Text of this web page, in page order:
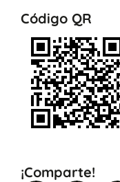
Código QR
¡Comparte!